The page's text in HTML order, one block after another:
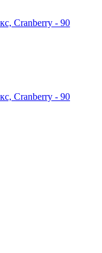
Cranberry - 90
Cranberry - 90